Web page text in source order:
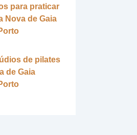
para praticar
Nova de Gaia
de pilates
de Gaia